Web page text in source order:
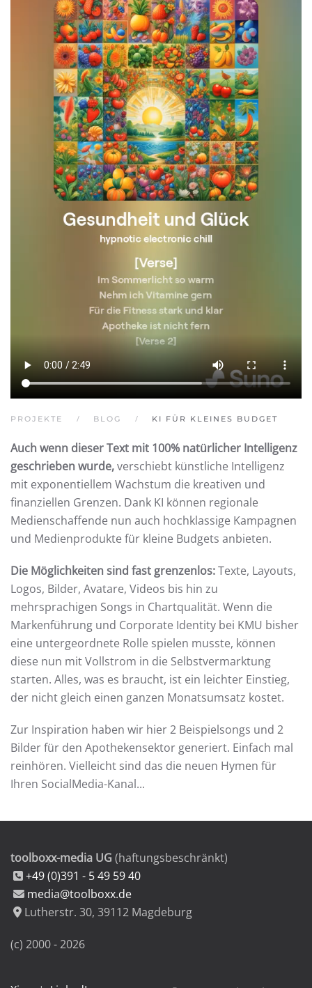
PROJEKTE BLOG KI FÜR KLEINES BUDGET
Auch wenn dieser Text mit 100% natürlicher Intelligenz
geschrieben wurde,verschiebt künstliche Intelligenz
mit exponentiellem Wachstum die kreativen und
finanziellen Grenzen. Dank KI können regionale
Medienschaffende nun auch hochklassige Kampagnen
und Medienprodukte für kleine Budgets anbieten.
Die Möglichkeiten sind fast grenzenlos:Texte, Layouts,
Logos, Bilder, Avatare, Videos bis hin zu
mehrsprachigen Songs in Chartqualität. Wenn die
Markenführung und Corporate Identity bei KMU bisher
eine untergeordnete Rolle spielen musste, können
diese nun mit Vollstrom in die Selbstvermarktung
starten. Alles, was es braucht, ist ein leichter Einstieg,
der nicht gleich einen ganzen Monatsumsatz kostet.
Zur Inspiration haben wir hier 2 Beispielsongs und 2
Bilder für den Apothekensektor generiert. Einfach mal
reinhören. Vielleicht sind das die neuen Hymen für
Ihren SocialMedia-Kanal...
toolboxx-media UG (haftungsbeschränkt)
+49 (0)391 - 5 49 59 40
media@toolboxx.de
Lutherstr. 30, 39112 Magdeburg
(c) 2000 -2026